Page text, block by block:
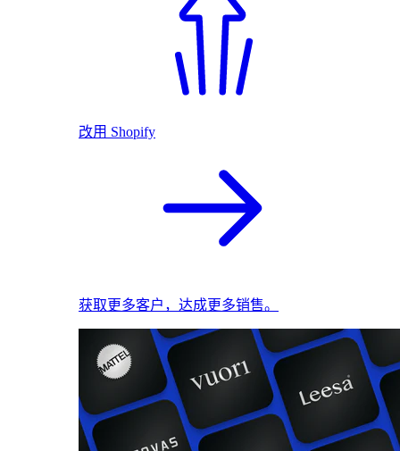
改用 Shopify
获取更多客户，达成更多销售。